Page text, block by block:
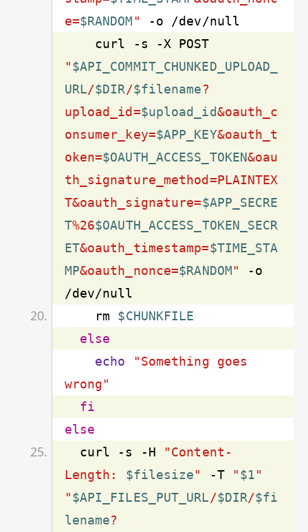
e=$RANDOM "
    curl
-s
"$API_COMMIT_CHUNKED_UPLOAD_
URL/$DIR/$filename?
upload_id=$upload_id&oauth_c
onsumer_key=$APP_KEY&oauth_t
oken=$OAUTH_ACCESS_TOKEN&oau
th_signature_method=PLAINTEX
T&oauth_signature=$APP_SECRE
T%26$OAUTH_ACCESS_TOKEN_SECR
ET&oauth_timestamp=$TIME_STA
MP&oauth_nonce=$RANDOM"
-o
    rm
$CHUNKFILE
else
echo
"Something goes
wrong"
fi
else
  curl
-s -H
"Content-
Length: $filesize" -T "$1"
"$API_FILES_PUT_URL/$DIR/$fi
lename?